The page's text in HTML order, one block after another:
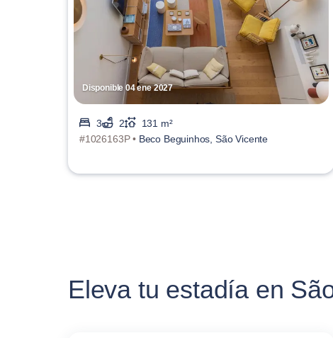
Disponible 04 ene 2027
3 2
131 m²
#1026163P • Beco Beguinhos, São Vicente
Eleva tu estadía en